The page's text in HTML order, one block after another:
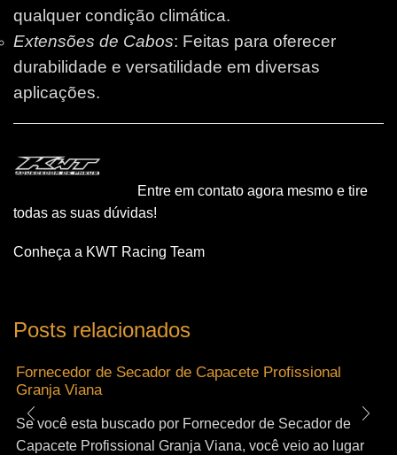
qualquer condição climática.
Extensões de Cabos: Feitas para oferecer
durabilidade e versatilidade em diversas
aplicações.
Entre em contato agora mesmo e tire
todas as suas dúvidas!
Conheça a KWT Racing Team
Posts relacionados
Fornecedor de Secador de Capacete Profissional
Granja Viana
Se você esta buscado por Fornecedor de Secador de
Capacete Profissional Granja Viana, você veio ao lugar